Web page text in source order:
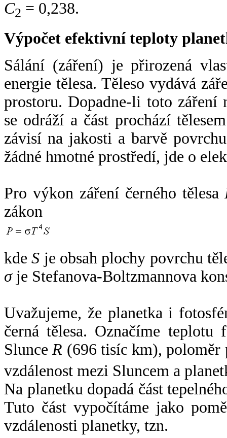
C2 = 0,238.
Výpočet efektivní teploty
Sálání (záření) je přirozená
energie tělesa. Těleso vydává
prostoru. Dopadne-li toto záření
se odráží a část prochází
závisí na jakosti a barvě
žádné hmotné prostředí, jde o
Pro výkon záření černého tělesa
zákon
kdeS je obsah plochy povrchu
σje Stefanova-Boltzmannova
Uvažujeme, že planetka i
černá tělesa. Označíme
SlunceR (696 tisíc km),
vzdálenost mezi Sluncem a
Na planetku dopadá část
Tuto část vypočítáme jako
vzdálenosti planetky, tzn.